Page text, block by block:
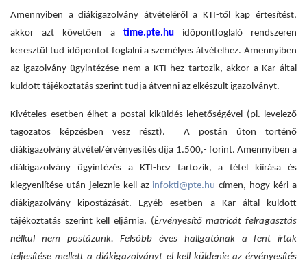
Amennyiben a diákigazolvány átvételéről a KTI-től kap értesítést,
akkor azt követően a time.pte.huidőpontfoglaló rendszeren
keresztül tud időpontot foglalni a személyes átvételhez. Amennyiben
az igazolvány ügyintézése nem a KTI-hez tartozik, akkor a Kar által
küldött tájékoztatás szerint tudja átvenni az elkészült igazolványt.
Kivételes esetben élhet a postai kiküldés lehetőségével (pl. levelező
tagozatos képzésben vesz részt). A postán úton történő
diákigazolvány átvétel/érvényesítés díja 1.500,- forint. Amennyiben a
diákigazolvány ügyintézés a KTI-hez tartozik, a tétel kiírása és
kiegyenlítése után jeleznie kell az infokti@pte.hu címen, hogy kéri a
diákigazolvány kipostázását. Egyéb esetben a Kar által küldött
tájékoztatás szerint kell eljárnia. (Érvényesítő matricát felragasztás
nélkül nem postázunk. Felsőbb éves hallgatónak a fent írtak
teljesítése mellett a diákigazolványt el kell küldenie az érvényesítés